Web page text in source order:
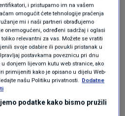
za razvoj zračne luke
grčka država potpuno
najavio drastičan potez -
iz "najgoreg aerodroma u
|27. tra.
i pristupamo im na vašem
omogućit ćete tehnologije praćenja
mi i naši partneri obrađujemo
onemogućeni, određeni sadržaj i oglasi
relevantni za vas. Možete se vratiti
svoje odabire ili povukli pristanak u
postavkama poveznicu pri dnu
donjem lijevom kutu web stranice, ako
primijeniti kako je opisano u dijelu Web-
našu Politiku privatnosti.
Dodatne
podatke kako bismo pružili